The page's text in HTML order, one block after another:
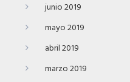
junio 2019
mayo 2019
abril 2019
marzo 2019